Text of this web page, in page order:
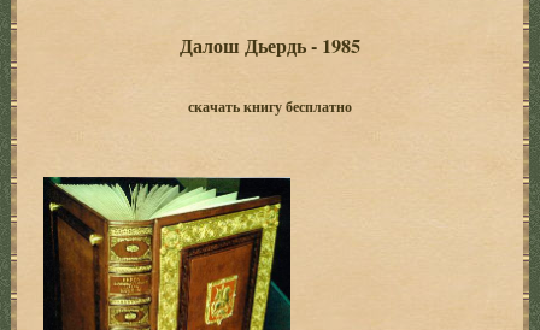
Далош Дьердь - 1985
скачать книгу бесплатно